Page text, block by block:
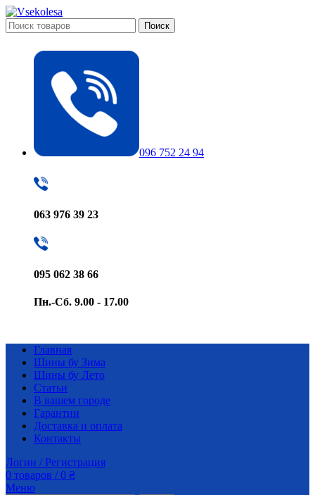
Поиск
096 752 24 94
063 976 39 23
095 062 38 66
Пн.-Сб. 9.00 - 17.00
Главная
Шины бу Зима
Шины бу Лето
Статьи
В вашем городе
Гарантии
Доставка и оплата
Контакты
Логин / Регистрация
0 товаров / 0 ₴
Меню